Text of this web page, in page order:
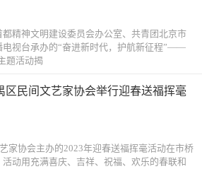
都精神文明建设委员会办公室、共青团北京市
电视台承办的“奋进新时代，护航新征程”——
题活动揭
区民间文艺家协会举行迎春送福挥毫
家协会主办的2023年迎春送福挥毫活动在市桥
动用充满喜庆、吉祥、祝福、欢乐的春联和